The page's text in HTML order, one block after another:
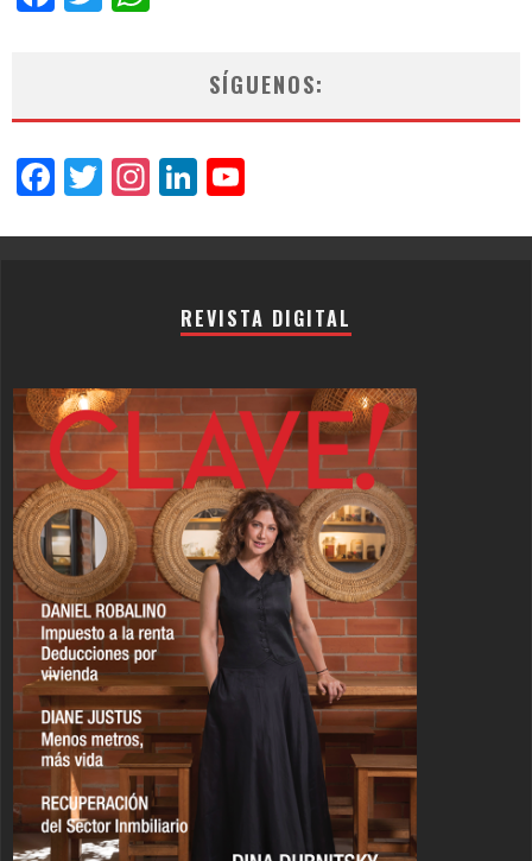
SÍGUENOS:
Facebook
Twitter
Instagram
LinkedIn
REVISTA DIGITAL